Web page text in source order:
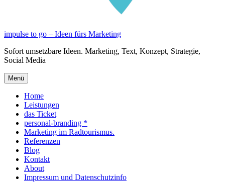
impulse to go – Ideen fürs Marketing
Sofort umsetzbare Ideen. Marketing, Text, Konzept, Strategie,
Social Media
Menü
Home
Leistungen
das Ticket
personal-branding *
Marketing im Radtourismus.
Referenzen
Blog
Kontakt
About
Impressum und Datenschutzinfo